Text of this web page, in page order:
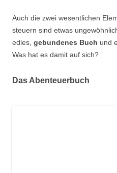
Auch die zwei wesentlichen
steuern sind etwas
edles, gebundenes Buch und
Was hat es damit auf sich?
Das Abenteuerbuch